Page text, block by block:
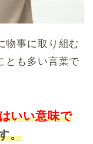
物事に取り組む
とも多い言葉で
いい意味で
。